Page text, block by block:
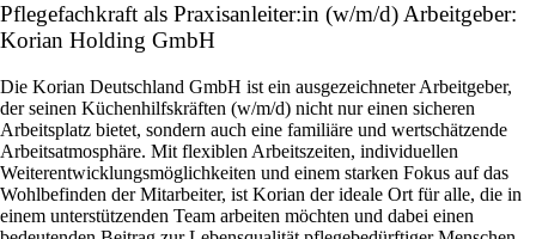
Pflegefachkraft als Praxisanleiter:in (w/m/d) Arbeitgeber:
Korian Holding GmbH
Die Korian Deutschland GmbH ist ein ausgezeichneter Arbeitgeber,
der seinen Küchenhilfskräften (w/m/d) nicht nur einen sicheren
Arbeitsplatz bietet, sondern auch eine familiäre und wertschätzende
Arbeitsatmosphäre. Mit flexiblen Arbeitszeiten, individuellen
Weiterentwicklungsmöglichkeiten und einem starken Fokus auf das
Wohlbefinden der Mitarbeiter, ist Korian der ideale Ort für alle, die in
einem unterstützenden Team arbeiten möchten und dabei einen